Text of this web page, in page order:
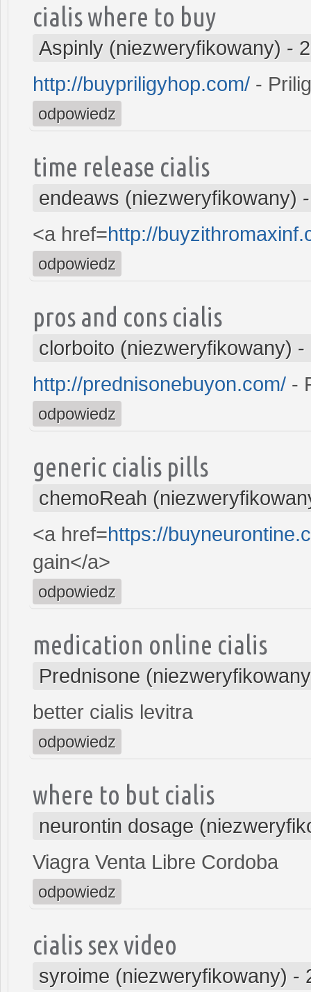
cialis where to buy
Aspinly (niezweryfikowany) -
http://buypriligyhop.com/ -
odpowiedz
time release cialis
endeaws (niezweryfikowany)
<a href=http://
odpowiedz
pros and cons cialis
clorboito (niezweryfikowany) -
http://prednisonebuyon.com/ -
odpowiedz
generic cialis pills
chemoReah
<a href=https://
gain</a>
odpowiedz
medication online cialis
Prednisone
better cialis levitra
odpowiedz
where to but cialis
neurontin dosage
Viagra Venta Libre Cordoba
odpowiedz
cialis sex video
syroime (niezweryfikowany) -